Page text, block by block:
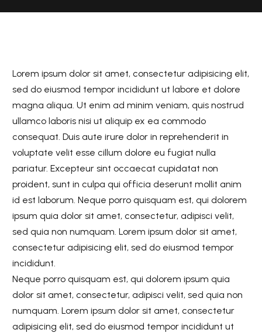
Lorem ipsum dolor sit amet, consectetur adipisicing elit,
sed do eiusmod tempor incididunt ut labore et dolore
magna aliqua. Ut enim ad minim veniam, quis nostrud
ullamco laboris nisi ut aliquip ex ea commodo
consequat. Duis aute irure dolor in reprehenderit in
voluptate velit esse cillum dolore eu fugiat nulla
pariatur. Excepteur sint occaecat cupidatat non
proident, sunt in culpa qui officia deserunt mollit anim
id est laborum. Neque porro quisquam est, qui dolorem
ipsum quia dolor sit amet, consectetur, adipisci velit,
sed quia non numquam. Lorem ipsum dolor sit amet,
consectetur adipisicing elit, sed do eiusmod tempor
incididunt.
Neque porro quisquam est, qui dolorem ipsum quia
dolor sit amet, consectetur, adipisci velit, sed quia non
numquam. Lorem ipsum dolor sit amet, consectetur
adipisicing elit, sed do eiusmod tempor incididunt ut